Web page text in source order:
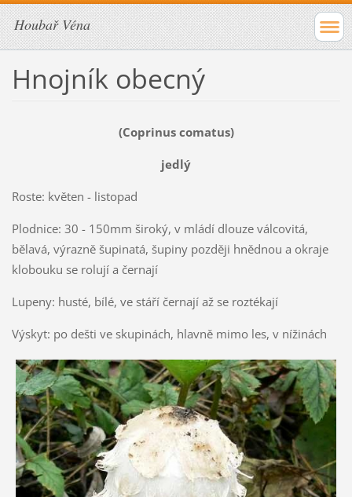
Houbař Véna
Hnojník obecný
(Coprinus comatus)
jedlý
Roste: květen - listopad
Plodnice: 30 - 150mm široký, v mládí dlouze válcovitá,
bělavá, výrazně šupinatá, šupiny později hnědnou a okraje
klobouku se rolují a černají
Lupeny: husté, bílé, ve stáří černají až se roztékají
Výskyt: po dešti ve skupinách, hlavně mimo les, v nížinách